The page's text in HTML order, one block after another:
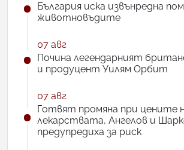
България иска извънредна
животновъдите
07 авг
Почина легендарният
и продуцент Уилям Орбит
07 авг
Готвят промяна при цените
лекарствата, Ангелов и
предупредиха за риск